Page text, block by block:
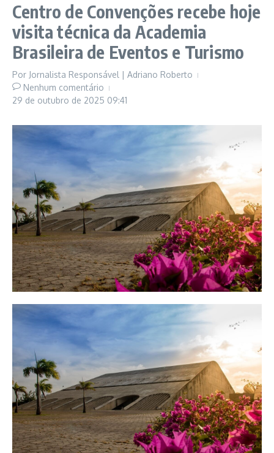
Centro de Convenções recebe hoje
visita técnica da Academia
Brasileira de Eventos e Turismo
Por Jornalista Responsável | Adriano Roberto
Nenhum comentário
29 de outubro de 2025 09:41